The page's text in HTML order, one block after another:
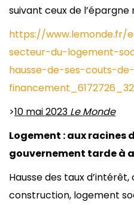
suivant ceux de
https://www.lemonde.fr/
secteur-du-logement-
hausse-de-ses-couts-de-
>10 mai 2023 Le Monde
Logement : aux racines
gouvernement tarde à
Hausse des taux
construction, logement